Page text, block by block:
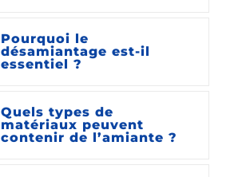
Pourquoi le
désamiantage est-il
essentiel ?
Quels types de
matériaux peuvent
contenir de l’amiante ?